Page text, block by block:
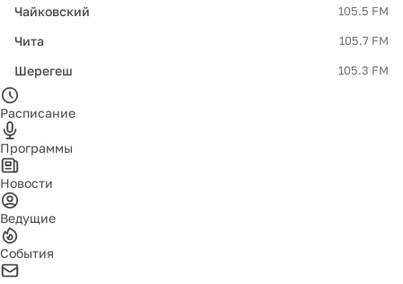
Чайковский 105.5 FM
Чита 105.7 FM
Шерегеш 105.3 FM
Расписание
Программы
Новости
Ведущие
События